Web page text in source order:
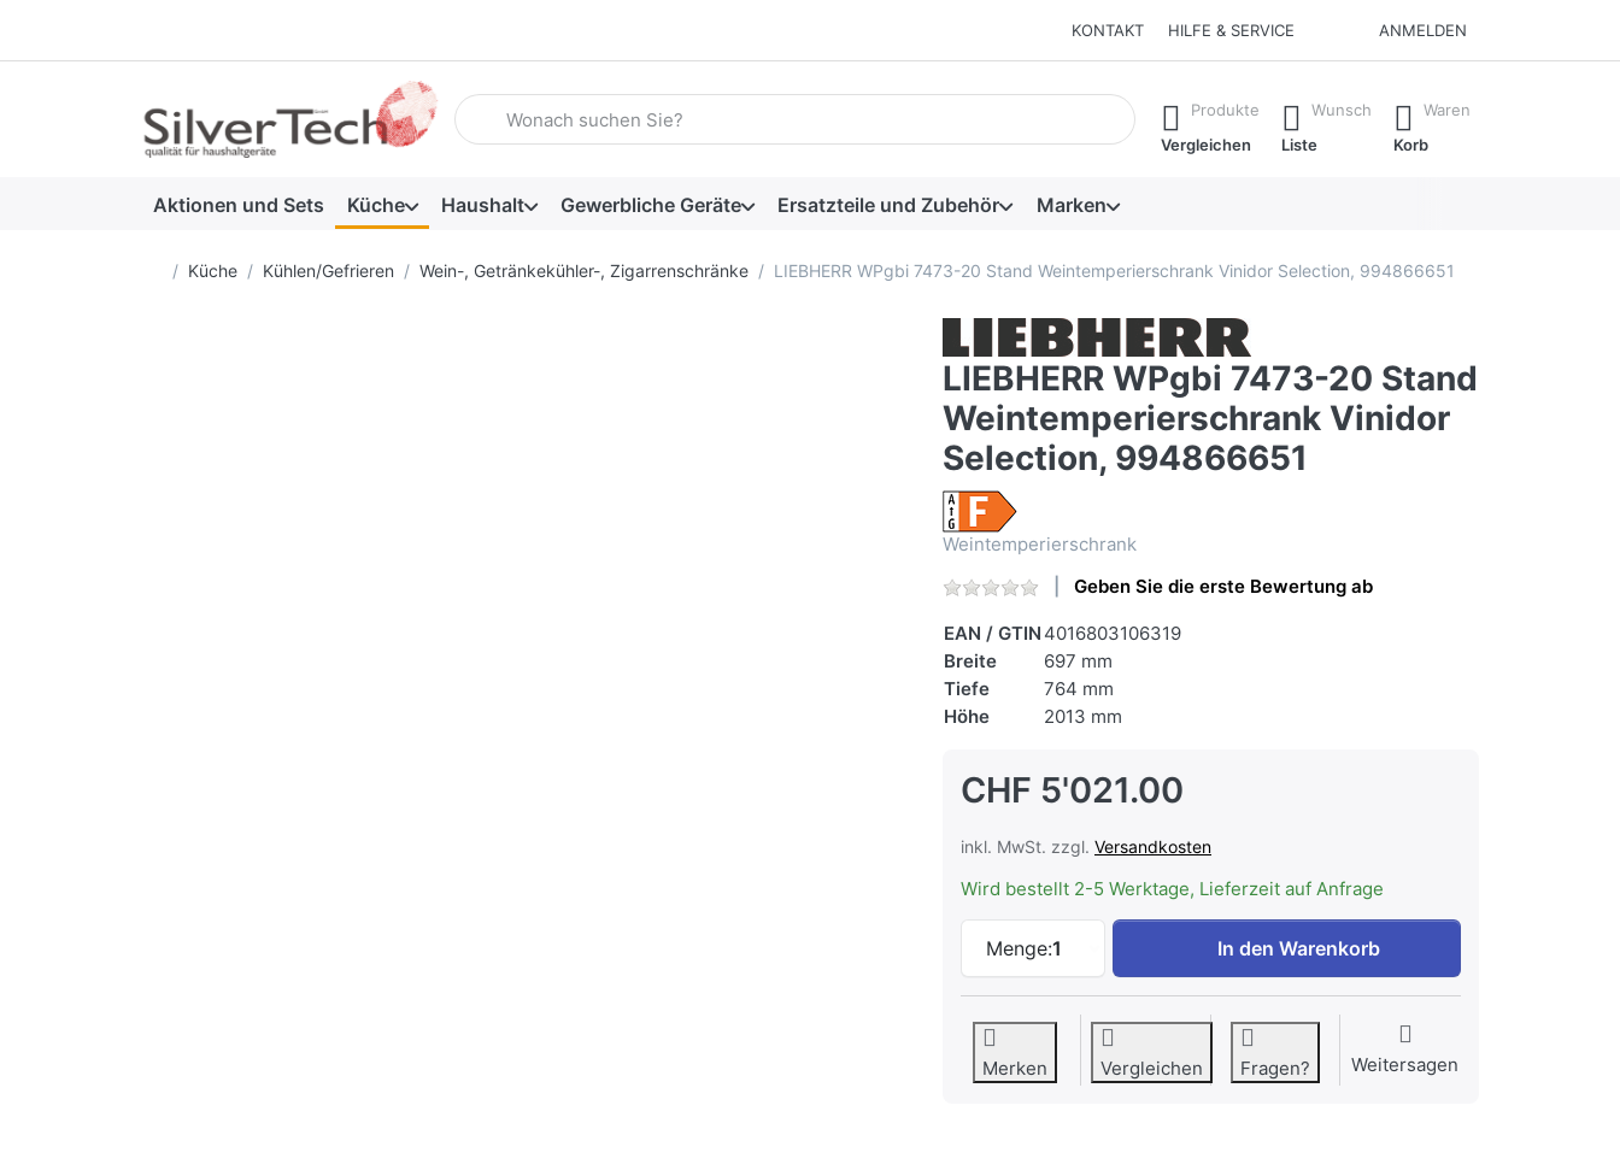
KONTAKT HILFE & SERVICE ANMELDEN
Geben Sie einen Suchbegriff ein. Während Sie tippen, erscheinen automatisch erste Ergebnisse. Drücken Sie die Eingabetaste, um alle
Produkte
Vergleichen
Wunsch
Liste
Waren
Korb
Aktionen und Sets Küche Haushalt Gewerbliche Geräte Ersatzteile und Zubehör Marken
Startseite
Küche Kühlen/Gefrieren Wein-, Getränkekühler-, Zigarrenschränke LIEBHERR WPgbi 7473-20 Stand Weintemperierschrank Vinidor Selection, 994866651
LIEBHERR WPgbi 7473-20 Stand
Weintemperierschrank Vinidor
Selection, 994866651
Weintemperierschrank
Geben Sie die erste Bewertung ab
EAN / GTIN 4016803106319
Breite
697 mm
Tiefe
764 mm
Höhe
2013 mm
CHF 5'021.00
inkl. MwSt. zzgl. Versandkosten
Wird bestellt 2-5 Werktage, Lieferzeit auf Anfrage
Menge:1
LIEBHERR WPgbi 7473-20 Stand Weintemperierschrank
In den Warenkorb
Merken Vergleichen Fragen? Weitersagen